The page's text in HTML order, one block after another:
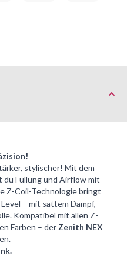
stylischer! Mit dem
du Füllung und Airflow mit
Z-Coil-Technologie bringt
– mit sattem Dampf,
Kompatibel mit allen Z-
Farben – der Zenith NEX